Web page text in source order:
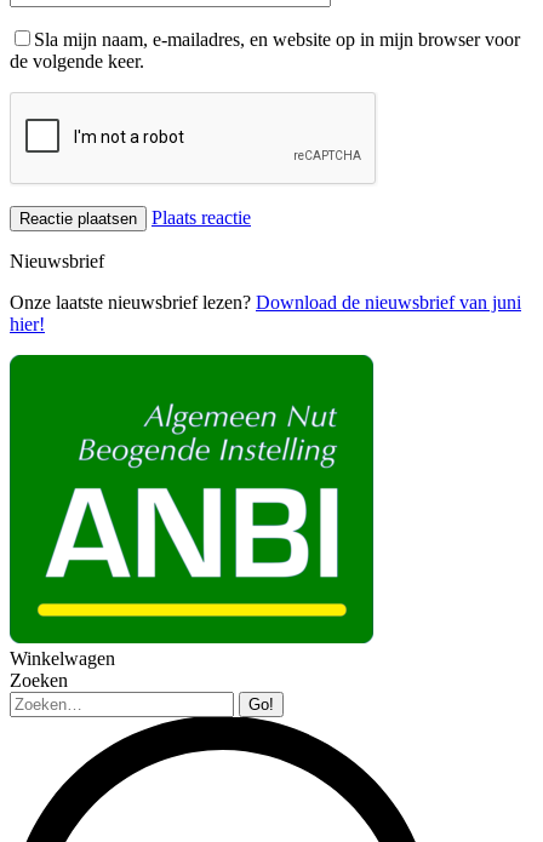
Sla mijn naam, e-mailadres, en website op in mijn browser voor
de volgende keer.
Plaats reactie
Nieuwsbrief
Onze laatste nieuwsbrief lezen? Download de nieuwsbrief van juni
hier!
Winkelwagen
Zoeken
Zoeken: